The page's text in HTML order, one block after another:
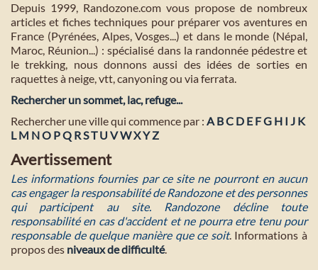
Depuis 1999, Randozone.com vous propose de nombreux
articles et fiches techniques pour préparer vos aventures en
France (Pyrénées, Alpes, Vosges...) et dans le monde (Népal,
Maroc, Réunion...) : spécialisé dans la randonnée pédestre et
le trekking, nous donnons aussi des idées de sorties en
raquettes à neige, vtt, canyoning ou via ferrata.
Rechercher un sommet, lac, refuge...
Rechercher une ville qui commence par : A BC D E FG H I J K
L M NO PQ RST U VWXYZ
Avertissement
Les informations fournies par ce site ne pourront en aucun
cas engager la responsabilité de Randozone et des personnes
qui participent au site. Randozone décline toute
responsabilité en cas d'accident et ne pourra etre tenu pour
responsable de quelque manière que ce soit. Informations à
propos des niveaux de difficulté.